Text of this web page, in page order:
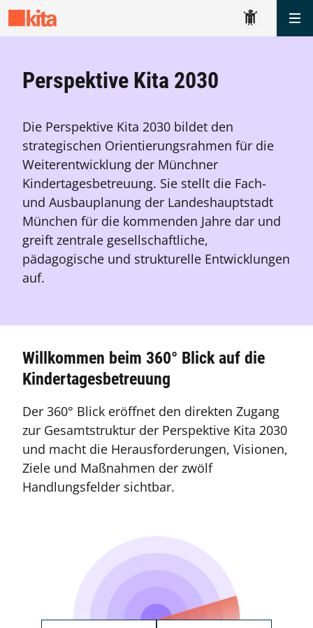
Perspektive Kita 2030
Die Perspektive Kita 2030 bildet den
strategischen Orientierungsrahmen für die
Weiterentwicklung der Münchner
Kindertagesbetreuung. Sie stellt die Fach-
und Ausbauplanung der Landeshauptstadt
München für die kommenden Jahre dar und
greift zentrale gesellschaftliche,
pädagogische und strukturelle Entwicklungen
auf.
Willkommen beim 360° Blick auf die
Kindertagesbetreuung
Der 360° Blick eröffnet den direkten Zugang
zur Gesamtstruktur der Perspektive Kita 2030
und macht die Herausforderungen, Visionen,
Ziele und Maßnahmen der zwölf
Handlungsfelder sichtbar.